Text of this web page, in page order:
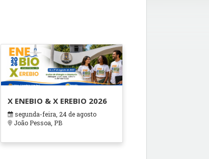
X ENEBIO & X EREBIO 2026
segunda-feira, 24 de agosto
João Pessoa, PB